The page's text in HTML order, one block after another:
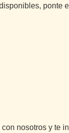
ponte
con nosotros y te